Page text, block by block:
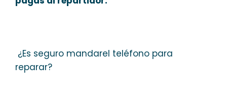
¿Es seguro mandarel teléfono para
reparar?